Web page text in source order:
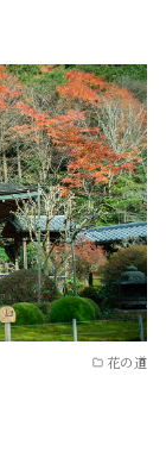
花の道